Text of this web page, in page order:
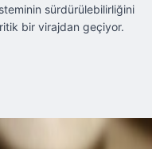
sürdürülebilirliğini
bir virajdan geçiyor.